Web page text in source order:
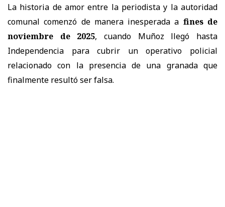
La historia de amor entre la periodista y la autoridad
comunal comenzó de manera inesperada a fines de
noviembre de 2025, cuando Muñoz llegó hasta
Independencia para cubrir un operativo policial
relacionado con la presencia de una granada que
finalmente resultó ser falsa.